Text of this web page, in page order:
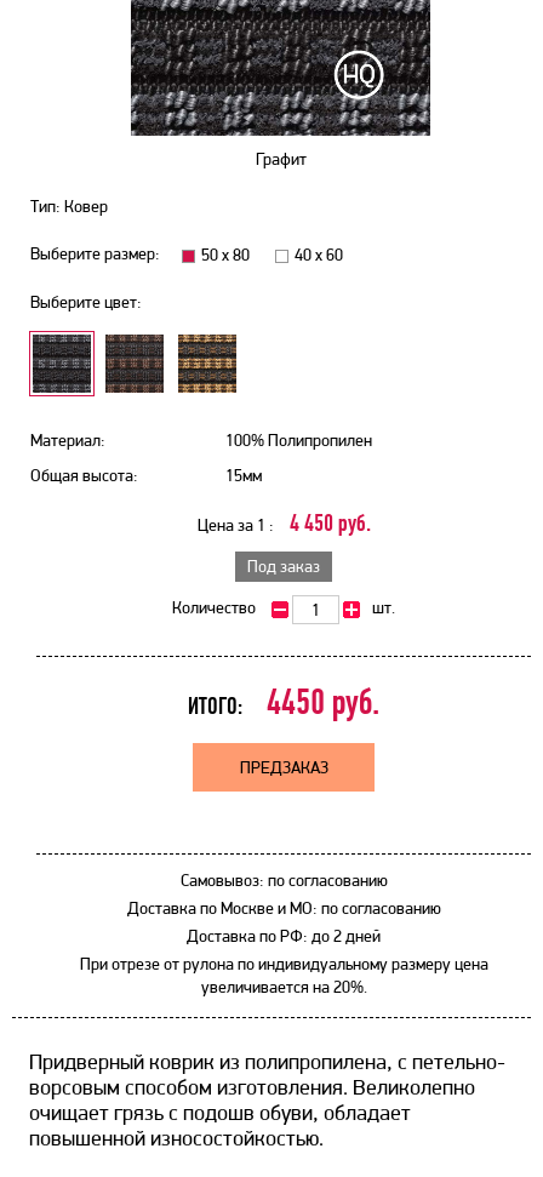
Графит
Тип: Ковер
Выберите размер: 50 х 80 40 х 60
Выберите цвет:
Материал:
100% Полипропилен
Общая высота:
15мм
Цена за 1 : 4 450 руб.
Под заказ
Количество шт.
ИТОГО: 4450 руб.
ПРЕДЗАКАЗ
Самовывоз: по согласованию
Доставка по Москве и МО: по согласованию
Доставка по РФ: до 2 дней
При отрезе от рулона по индивидуальному размеру цена
увеличивается на 20%.
Придверный коврик из полипропилена, с петельно-
ворсовым способом изготовления. Великолепно
очищает грязь с подошв обуви, обладает
повышенной износостойкостью.